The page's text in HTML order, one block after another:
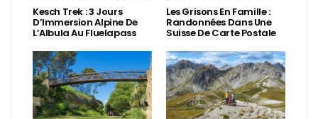
Kesch Trek : 3 Jours
D’Immersion Alpine De
L’Albula Au Fluelapass
Les Grisons En Famille :
Randonnées Dans Une
Suisse De Carte Postale